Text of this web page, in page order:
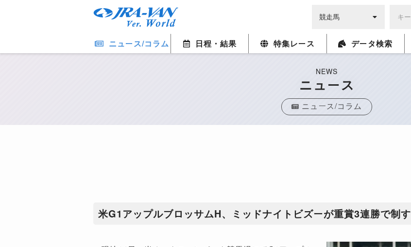
ニュース/コラム 日程・結果 特集レース データ検索
NEWS
ニュース
ニュース/コラム
​米G1アップルブロッサムH、ミッドナイトビズーが重賞3連勝で制す